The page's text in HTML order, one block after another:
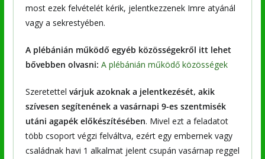
most ezek felvételét kérik, jelentkezzenek Imre atyánál
vagy a sekrestyében.
A plébánián működő egyéb közösségekről itt lehet
bővebben olvasni: A plébánián működő közösségek
Szeretettel várjuk azoknak a jelentkezését, akik
szívesen segítenének a vasárnapi 9-es szentmisék
utáni agapék előkészítésében. Mivel ezt a feladatot
több csoport végzi felváltva, ezért egy embernek vagy
családnak havi 1 alkalmat jelent csupán vasárnap reggel